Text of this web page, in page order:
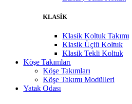
KLASİK
Klasik Koltuk Takımı
Klasik Üçlü Koltuk
Klasik Tekli Koltuk
Köşe Takımları
Köşe Takımları
Köşe Takımı Modülleri
Yatak Odası